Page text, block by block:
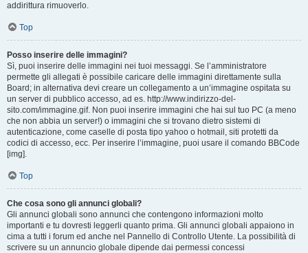
addirittura rimuoverlo.
Top
Posso inserire delle immagini?
Sì, puoi inserire delle immagini nei tuoi messaggi. Se l’amministratore
permette gli allegati è possibile caricare delle immagini direttamente sulla
Board; in alternativa devi creare un collegamento a un’immagine ospitata su
un server di pubblico accesso, ad es. http://www.indirizzo-del-
sito.com/immagine.gif. Non puoi inserire immagini che hai sul tuo PC (a meno
che non abbia un server!) o immagini che si trovano dietro sistemi di
autenticazione, come caselle di posta tipo yahoo o hotmail, siti protetti da
codici di accesso, ecc. Per inserire l’immagine, puoi usare il comando BBCode
[img].
Top
Che cosa sono gli annunci globali?
Gli annunci globali sono annunci che contengono informazioni molto
importanti e tu dovresti leggerli quanto prima. Gli annunci globali appaiono in
cima a tutti i forum ed anche nel Pannello di Controllo Utente. La possibilità di
scrivere su un annuncio globale dipende dai permessi concessi